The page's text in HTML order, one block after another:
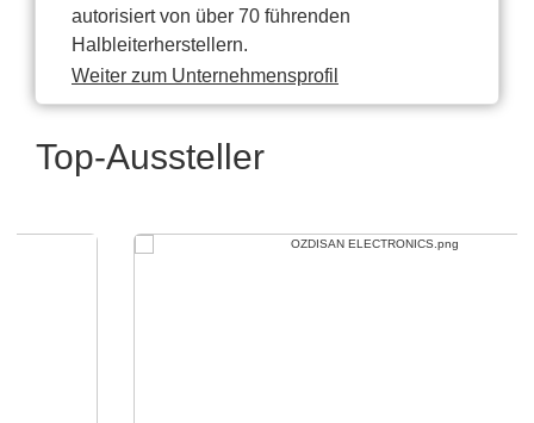
autorisiert von über 70 führenden
Halbleiterherstellern.
Weiter zum Unternehmensprofil
Top-Aussteller